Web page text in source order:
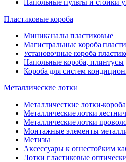
Напольные пульты и стойки
Пластиковые короба
Миниканалы пластиковые
Магистральные короба
Установочные короба
Напольные короба, плинтусы
Короба для систем
Металлические лотки
Металличесткие лотки-короба
Металлические лотки
Металлические лотки
Монтажные элементы
Метизы
Аксессуары к огнестойким
Лотки пластиковые